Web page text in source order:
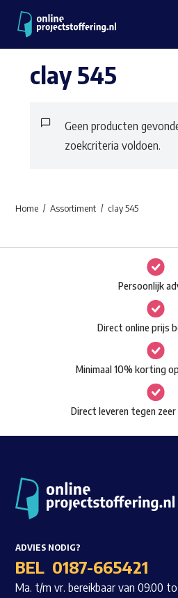
Waar ben je naar op zoek?
clay 545
Geen producten
zoekcriteria voldoen.
Home Assortiment clay 545
Persoonlijk
Direct online prijs
Minimaal 10% korting
Direct leveren tegen
ADVIES NODIG?
BEL 0187-665421
Ma. t/m vr. bereikbaar van 09.00